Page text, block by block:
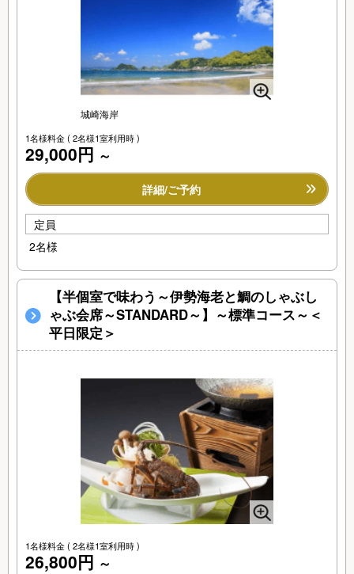
城崎海岸
1名様料金( 2名様1室利用時 )
29,000円 ～
詳細/ご予約
定員
2名様
【半個室で味わう～伊勢海老と鯛のしゃぶし
ゃぶ会席～STANDARD～】～標準コース～＜
平日限定＞
1名様料金( 2名様1室利用時 )
26,800円 ～